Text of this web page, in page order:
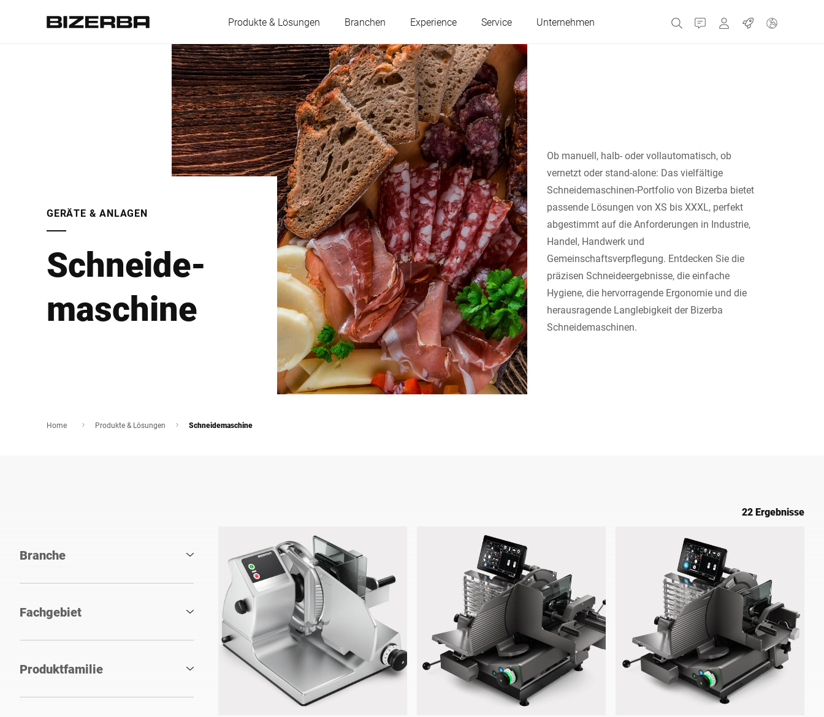
Produkte & Lösungen Branchen Experience Service Unternehmen Kontakt MyBizerba
Jobs
Österreich Belgien
Frankreich Deutschland
Ungarn Italien Niederlande
Polen Portugal Russland
Serbien Slowakei Spanien
Schweiz Türkei Ukraine
Vereinigtes Königreich
Afrika
Globale Website
GERÄTE & ANLAGEN
Schneide­
maschine
Ob manuell, halb- oder vollautomatisch, ob
vernetzt oder stand-alone: Das vielfältige
Schneidemaschinen-Portfolio von Bizerba bietet
passende Lösungen von XS bis XXXL, perfekt
abgestimmt auf die Anforderungen in Industrie,
Handel, Handwerk und
Gemeinschaftsverpflegung. Entdecken Sie die
präzisen Schneideergebnisse, die einfache
Hygiene, die hervorragende Ergonomie und die
herausragende Langlebigkeit der Bizerba
Schneidemaschinen.
Home Produkte & Lösungen Schneidemaschine
22 Ergebnisse
Branche
Fachgebiet
Produktfamilie